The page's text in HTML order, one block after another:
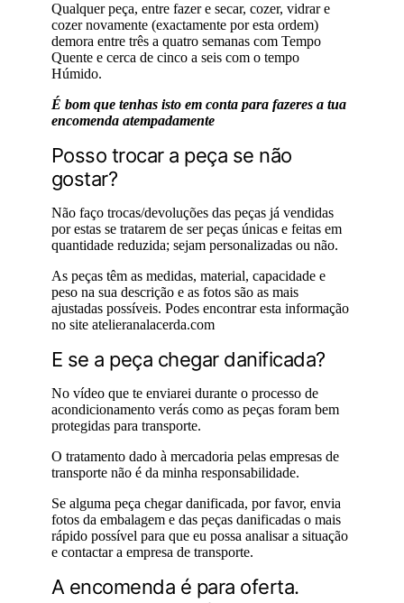
Qualquer peça, entre fazer e secar, cozer, vidrar e
cozer novamente (exactamente por esta ordem)
demora entre três a quatro semanas com Tempo
Quente e cerca de cinco a seis com o tempo
Húmido.
É bom que tenhas isto em conta para fazeres a tua
encomenda atempadamente
Posso trocar a peça se não
gostar?
Não faço trocas/devoluções das peças já vendidas
por estas se tratarem de ser peças únicas e feitas em
quantidade reduzida; sejam personalizadas ou não.
As peças têm as medidas, material, capacidade e
peso na sua descrição e as fotos são as mais
ajustadas possíveis. Podes encontrar esta informação
no site atelieranalacerda.com
E se a peça chegar danificada?
No vídeo que te enviarei durante o processo de
acondicionamento verás como as peças foram bem
protegidas para transporte.
O tratamento dado à mercadoria pelas empresas de
transporte não é da minha responsabilidade.
Se alguma peça chegar danificada, por favor, envia
fotos da embalagem e das peças danificadas o mais
rápido possível para que eu possa analisar a situação
e contactar a empresa de transporte.
A encomenda é para oferta.